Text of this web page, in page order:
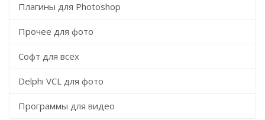
Плагины для Photoshop
Прочее для фото
Софт для всех
Delphi VCL для фото
Программы для видео